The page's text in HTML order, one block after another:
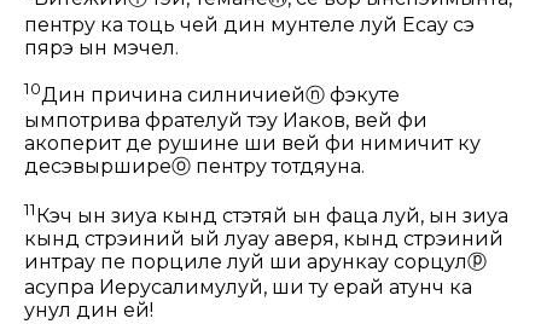
пентру ка тоць чей дин мунтеле луй Есау сэ
пярэ ын мэчел.
10Дин причина силничиейⓝ фэкуте
ымпотрива фрателуй тэу Иаков, вей фи
акоперит де рушине ши вей фи нимичит ку
десэвырширеⓞ пентру тотдяуна.
11 Кэч ын зиуа кынд стэтяй ын фаца луй, ын зиуа
кынд стрэиний ый луау аверя, кынд стрэиний
интрау пе порциле луй ши арункау сорцулⓟ
асупра Иерусалимулуй, ши ту ерай атунч ка
унул дин ей!